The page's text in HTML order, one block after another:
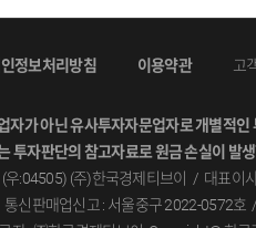
정보처리방침 이용약관 고
자가아닌유사투자자문업자로개별적
투자판단의참고자료로원금손실이발
:04505)(주)한국경제티브이
대표이
통신판매업신고:서울중구2022-0572호